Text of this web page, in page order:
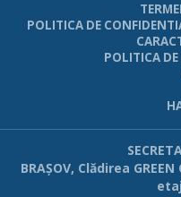
POLITICA DE
POLITICA
BRAŞOV, Clădirea